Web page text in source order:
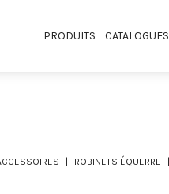
PRODUITS CATALOGUES
ROBINETS ÉQUERRE